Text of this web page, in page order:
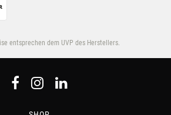
entsprechen dem UVP des Herstellers.